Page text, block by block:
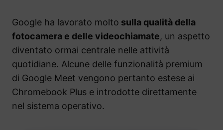
Google ha lavorato molto sulla qualità della
fotocamera e delle videochiamate, un aspetto
diventato ormai centrale nelle attività
quotidiane. Alcune delle funzionalità premium
di Google Meet vengono pertanto estese ai
Chromebook Plus e introdotte direttamente
nel sistema operativo.